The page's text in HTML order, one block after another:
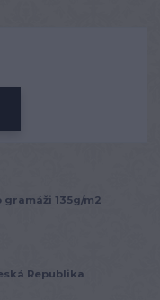
gramáži 135g/m2
Republika